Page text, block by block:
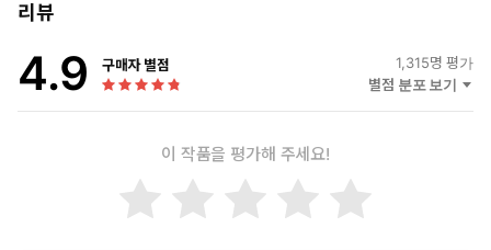
리뷰
4.9 구매자 별점 1,315명 평가
별점 분포 보기
이 작품을 평가해 주세요!